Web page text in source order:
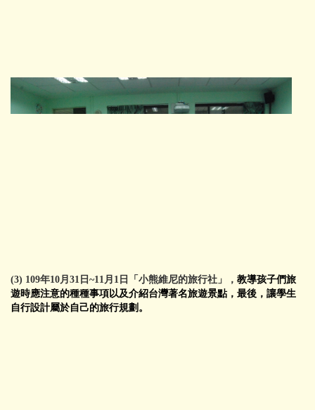
(3) 109年10月31日~11月1日「小熊維尼的旅行社」， 教導孩子們旅
遊時應注意的種種事項以及介紹台灣著名旅遊景點，最後，讓學生
自行設計屬於自己的旅行規劃。